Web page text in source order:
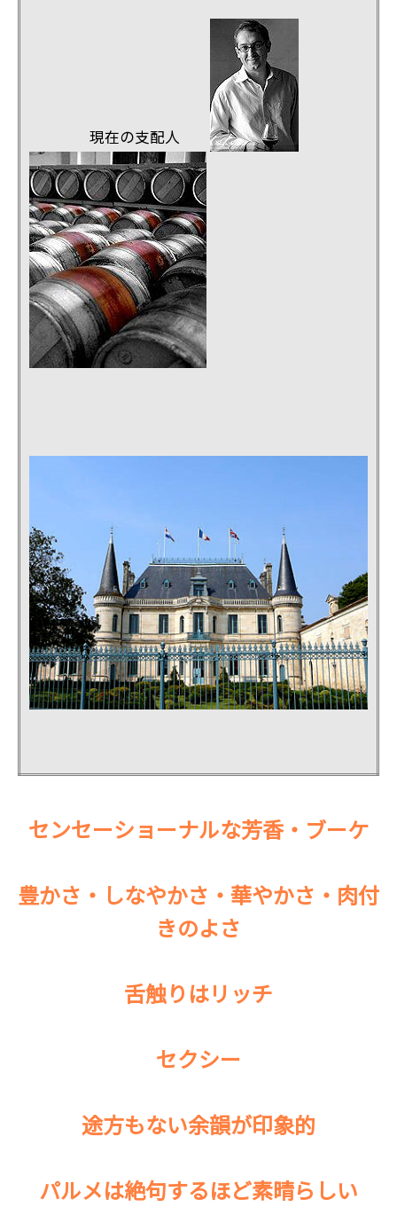
現在の支配人
センセーショーナルな芳香・ブーケ
豊かさ・しなやかさ・華やかさ・肉付
きのよさ
舌触りはリッチ
セクシー
途方もない余韻が印象的
パルメは絶句するほど素晴らしい